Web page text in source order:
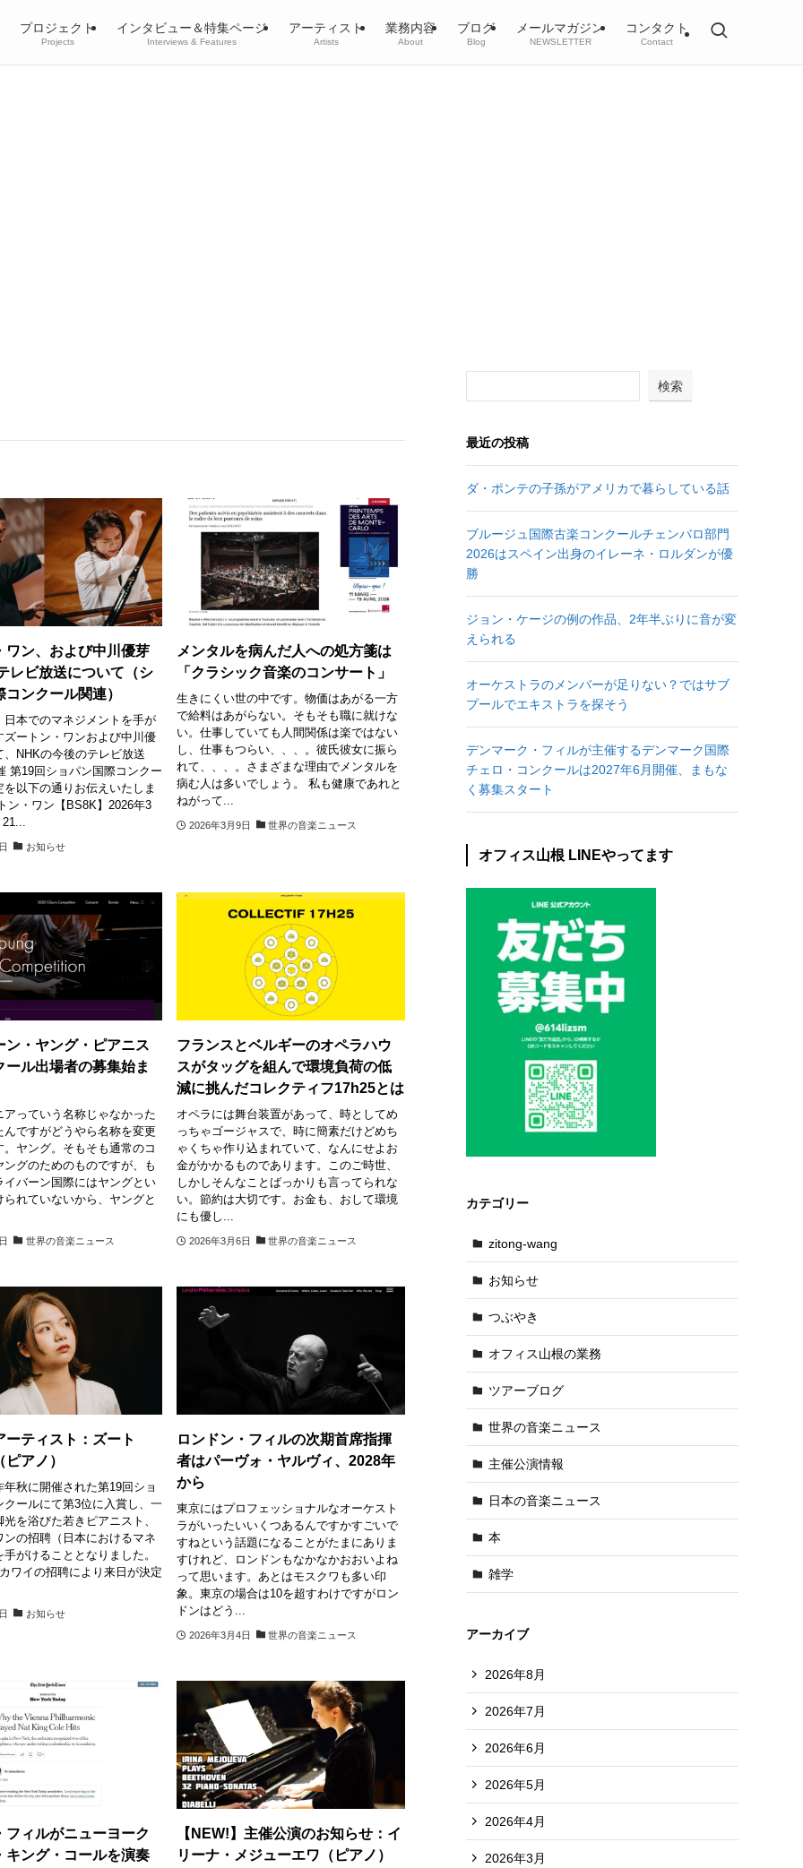
プロジェクト
Projects
インタビュー＆特集ページ
Interviews & Features
アーティスト
Artists
業務内容
About
ブログ
Blog
メールマガジン
NEWSLETTER
コンタクト
Contact
ワン、および中川優芽
レビ放送について（シ
コンクール関連）
日本でのマネジメントを手が
ズートン・ワンおよび中川優
、NHKの今後のテレビ放送
第19回ショパン国際コンクー
を以下の通りお伝えいたしま
ン・ワン【BS8K】2026年3
お知らせ
メンタルを病んだ人への処方箋は
「クラシック音楽のコンサート」
生きにくい世の中です。物価はあがる一方
で給料はあがらない。そもそも職に就けな
い。仕事していても人間関係は楽ではない
し、仕事もつらい、、、。彼氏彼女に振ら
れて、、、。さまざまな理由でメンタルを
病む人は多いでしょう。 私も健康であれと
ねがって...
2026年3月9日 世界の音楽ニュース
ン・ヤング・ピアニス
ール出場者の募集始ま
アっていう名称じゃなかった
んですがどうやら名称を変更
。ヤング。そもそも通常のコ
ングのためのものですが、も
イバーン国際にはヤングとい
られていないから、ヤングと
世界の音楽ニュース
フランスとベルギーのオペラハウ
スがタッグを組んで環境負荷の低
減に挑んだコレクティフ17h25とは
オペラには舞台装置があって、時としてめ
っちゃゴージャスで、時に簡素だけどめち
ゃくちゃ作り込まれていて、なんにせよお
金がかかるものであります。このご時世、
しかしそんなことばっかりも言ってられな
い。節約は大切です。お金も、おして環境
にも優し...
2026年3月6日 世界の音楽ニュース
ーティスト：ズート
アノ）
秋に開催された第19回ショ
クールにて第3位に入賞し、一
を浴びた若きピアニスト、
ンの招聘（日本におけるマネ
がけることとなりました。
ワイの招聘により来日が決定
お知らせ
ロンドン・フィルの次期首席指揮
者はパーヴォ・ヤルヴィ、2028年
から
東京にはプロフェッショナルなオーケスト
ラがいったいいくつあるんですかすごいで
すねという話題になることがたまにありま
すけれど、ロンドンもなかなかおおいよね
って思います。あとはモスクワも多い印
象。東京の場合は10を超すわけですがロン
ドンはどう...
2026年3月4日 世界の音楽ニュース
フィルがニューヨーク
キング・コールを演奏
【NEW!】主催公演のお知らせ：イ
リーナ・メジューエワ（ピアノ）
検索
最近の投稿
ダ・ポンテの子孫がアメリカで暮らしている話
ブルージュ国際古楽コンクールチェンバロ部門
2026はスペイン出身のイレーネ・ロルダンが優
勝
ジョン・ケージの例の作品、2年半ぶりに音が変
えられる
オーケストラのメンバーが足りない？ではサブ
プールでエキストラを探そう
デンマーク・フィルが主催するデンマーク国際
チェロ・コンクールは2027年6月開催、まもな
く募集スタート
オフィス山根 LINEやってます
カテゴリー
zitong-wang
お知らせ
つぶやき
オフィス山根の業務
ツアーブログ
世界の音楽ニュース
主催公演情報
日本の音楽ニュース
本
雑学
アーカイブ
2026年8月
2026年7月
2026年6月
2026年5月
2026年4月
2026年3月